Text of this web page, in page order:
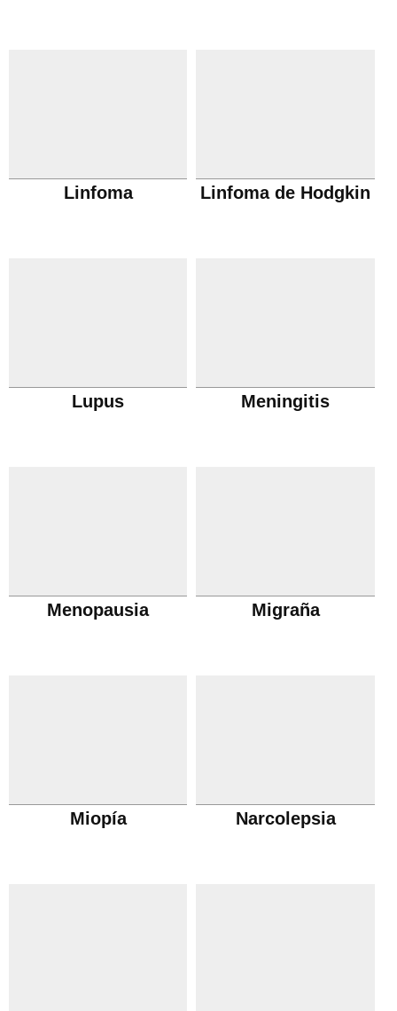
Linfoma Linfoma de Hodgkin
Lupus Meningitis
Menopausia Migraña
Miopía Narcolepsia